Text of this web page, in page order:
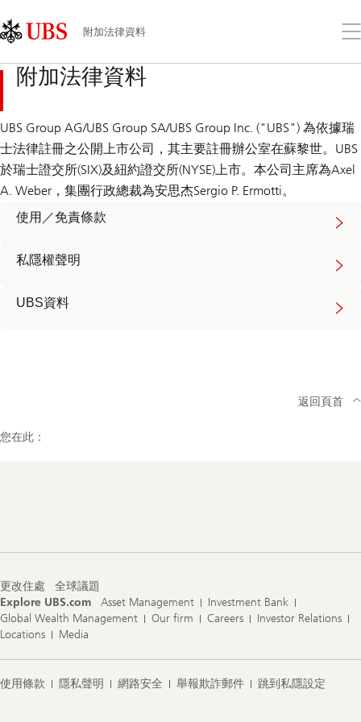
Links
Area
附加法律資料
打
功
附加法律資料
UBS Group AG/UBS Group SA/UBS Group Inc. ("UBS") 為依據瑞
士法律註冊之公開上市公司，其主要註冊辦公室在蘇黎世。UBS
於瑞士證交所(SIX)及紐約證交所(NYSE)上市。本公司主席為Axel
A. Weber，集團行政總裁為安思杰Sergio P. Ermotti。
使用／免責條款
私隱權聲明
UBS資料
您在此：
返回頁首
更改住處
全球議題
Explore UBS.com
Asset Management
Investment Bank
Global Wealth Management
Our firm Careers
Investor Relations
Locations
Media
使用條款 隱私聲明 網路安全 舉報欺詐郵件 跳到私隱設定